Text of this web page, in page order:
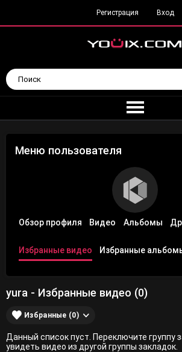
Регистрация Вход
Меню пользователя
Обзор профиля Видео Альбомы
Избранные видео Избранные
yura - Избранные видео (0)
Избранные (0)
Данный список пуст. Переключите группу
увидеть видео из другой группы закладок.